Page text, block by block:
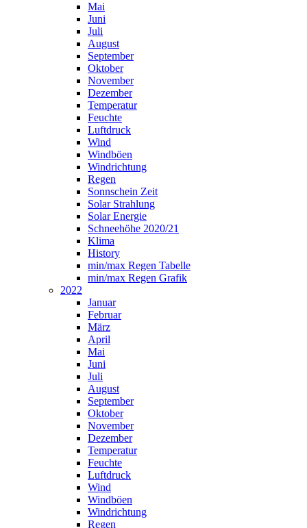
Mai
Juni
Juli
August
September
Oktober
November
Dezember
Temperatur
Feuchte
Luftdruck
Wind
Windböen
Windrichtung
Regen
Sonnschein Zeit
Solar Strahlung
Solar Energie
Schneehöhe 2020/21
Klima
History
min/max Regen Tabelle
min/max Regen Grafik
2022
Januar
Februar
März
April
Mai
Juni
Juli
August
September
Oktober
November
Dezember
Temperatur
Feuchte
Luftdruck
Wind
Windböen
Windrichtung
Regen